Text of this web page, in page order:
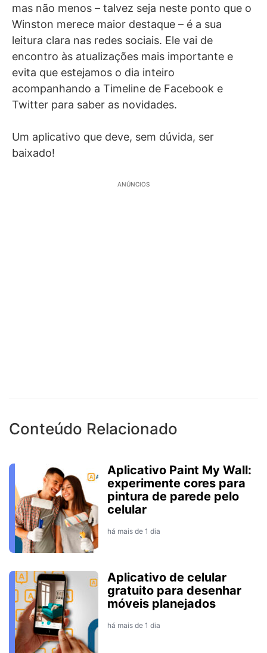
mas não menos – talvez seja neste ponto que o
Winston merece maior destaque – é a sua
leitura clara nas redes sociais. Ele vai de
encontro às atualizações mais importante e
evita que estejamos o dia inteiro
acompanhando a Timeline de Facebook e
Twitter para saber as novidades.
Um aplicativo que deve, sem dúvida, ser
baixado!
ANÚNCIOS
Conteúdo Relacionado
Aplicativo Paint My Wall:
experimente cores para
pintura de parede pelo
celular
há mais de 1 dia
Aplicativo de celular
gratuito para desenhar
móveis planejados
há mais de 1 dia